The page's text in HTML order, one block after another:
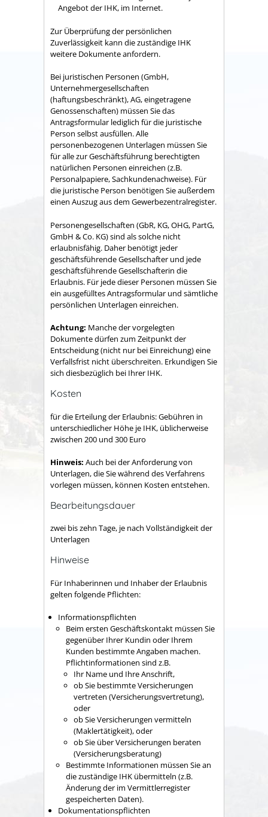
Angebot der IHK, im Internet.
Zur Überprüfung der persönlichen
Zuverlässigkeit kann die zuständige IHK
weitere Dokumente anfordern.
Bei juristischen Personen (GmbH,
Unternehmergesellschaften
(haftungsbeschränkt), AG, eingetragene
Genossenschaften) müssen Sie das
Antragsformular lediglich für die juristische
Person selbst ausfüllen. Alle
personenbezogenen Unterlagen müssen Sie
für alle zur Geschäftsführung berechtigten
natürlichen Personen einreichen (z.B.
Personalpapiere, Sachkundenachweise). Für
die juristische Person benötigen Sie außerdem
einen Auszug aus dem Gewerbezentralregister.
Personengesellschaften (GbR, KG, OHG, PartG,
GmbH & Co. KG) sind als solche nicht
erlaubnisfähig. Daher benötigt jeder
geschäftsführende Gesellschafter und jede
geschäftsführende Gesellschafterin die
Erlaubnis. Für jede dieser Personen müssen Sie
ein ausgefülltes Antragsformular und sämtliche
persönlichen Unterlagen einreichen.
Achtung: Manche der vorgelegten
Dokumente dürfen zum Zeitpunkt der
Entscheidung (nicht nur bei Einreichung) eine
Verfallsfrist nicht überschreiten. Erkundigen Sie
sich diesbezüglich bei Ihrer IHK.
Kosten
für die Erteilung der Erlaubnis: Gebühren in
unterschiedlicher Höhe je IHK, üblicherweise
zwischen 200 und 300 Euro
Hinweis: Auch bei der Anforderung von
Unterlagen, die Sie während des Verfahrens
vorlegen müssen, können Kosten entstehen.
Bearbeitungsdauer
zwei bis zehn Tage, je nach Vollständigkeit der
Unterlagen
Hinweise
Für Inhaberinnen und Inhaber der Erlaubnis
gelten folgende Pflichten:
Informationspflichten
Beim ersten Geschäftskontakt müssen Sie
gegenüber Ihrer Kundin oder Ihrem
Kunden bestimmte Angaben machen.
Pflichtinformationen sind z.B.
Ihr Name und Ihre Anschrift,
ob Sie bestimmte Versicherungen
vertreten (Versicherungsvertretung),
oder
ob Sie Versicherungen vermitteln
(Maklertätigkeit), oder
ob Sie über Versicherungen beraten
(Versicherungsberatung)
Bestimmte Informationen müssen Sie an
die zuständige IHK übermitteln (z.B.
Änderung der im Vermittlerregister
gespeicherten Daten).
Dokumentationspflichten